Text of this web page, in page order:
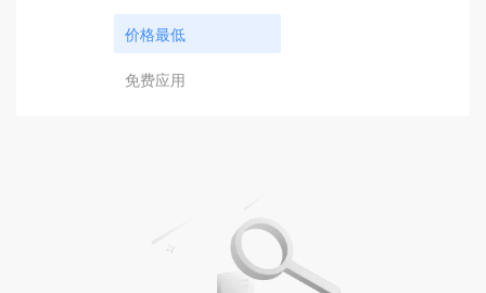
价格最低
免费应用